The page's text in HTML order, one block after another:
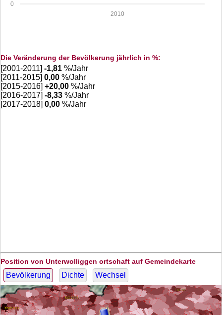
0
2010
Die Veränderung der Bevölkerung jährlich in %:
[2001-2011] -1,81 %/Jahr
[2011-2015] 0,00 %/Jahr
[2015-2016] +20,00 %/Jahr
[2016-2017] -8,33 %/Jahr
[2017-2018] 0,00 %/Jahr
Position von Unterwolliggen ortschaft auf Gemeindekarte
Bevölkerung Dichte Wechsel